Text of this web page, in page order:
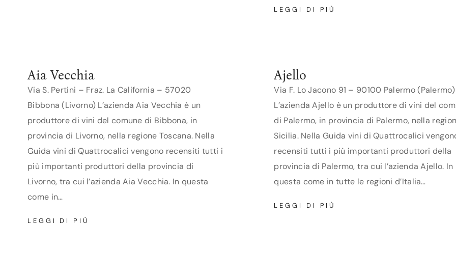
LEGGI DI PIÙ
Aia Vecchia
Via S. Pertini – Fraz. La California – 57020
Bibbona (Livorno) L’azienda Aia Vecchia è un
produttore di vini del comune di Bibbona, in
provincia di Livorno, nella regione Toscana. Nella
Guida vini di Quattrocalici vengono recensiti tutti i
più importanti produttori della provincia di
Livorno, tra cui l’azienda Aia Vecchia. In questa
come in…
LEGGI DI PIÙ
Ajello
Via F. Lo Jacono 91 – 90100 Palermo (Palermo)
L’azienda Ajello è un produttore di vini del
di Palermo, in provincia di Palermo, nella
Sicilia. Nella Guida vini di Quattrocalici
recensiti tutti i più importanti produttori della
provincia di Palermo, tra cui l’azienda Ajello. In
questa come in tutte le regioni d’Italia…
LEGGI DI PIÙ